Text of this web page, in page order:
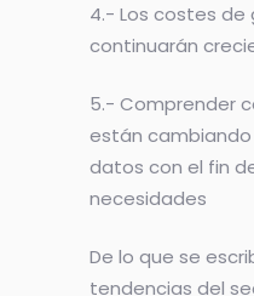
4.- Los costes de
continuarán
5.- Comprender
están cambiando
datos con el fin
necesidades
De lo que se
tendencias del